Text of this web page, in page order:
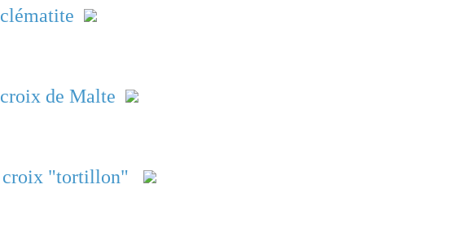
clématite
croix de Malte
croix "tortillon"